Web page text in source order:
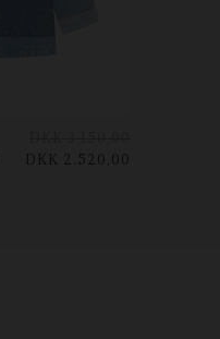
DKK 2.520,00